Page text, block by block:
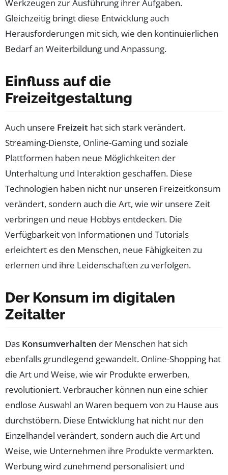
Werkzeugen zur Ausführung ihrer Aufgaben.
Gleichzeitig bringt diese Entwicklung auch
Herausforderungen mit sich, wie den kontinuierlichen
Bedarf an Weiterbildung und Anpassung.
Einfluss auf die
Freizeitgestaltung
Auch unsere Freizeit hat sich stark verändert.
Streaming-Dienste, Online-Gaming und soziale
Plattformen haben neue Möglichkeiten der
Unterhaltung und Interaktion geschaffen. Diese
Technologien haben nicht nur unseren Freizeitkonsum
verändert, sondern auch die Art, wie wir unsere Zeit
verbringen und neue Hobbys entdecken. Die
Verfügbarkeit von Informationen und Tutorials
erleichtert es den Menschen, neue Fähigkeiten zu
erlernen und ihre Leidenschaften zu verfolgen.
Der Konsum im digitalen
Zeitalter
Das Konsumverhalten der Menschen hat sich
ebenfalls grundlegend gewandelt. Online-Shopping hat
die Art und Weise, wie wir Produkte erwerben,
revolutioniert. Verbraucher können nun eine schier
endlose Auswahl an Waren bequem von zu Hause aus
durchstöbern. Diese Entwicklung hat nicht nur den
Einzelhandel verändert, sondern auch die Art und
Weise, wie Unternehmen ihre Produkte vermarkten.
Werbung wird zunehmend personalisiert und